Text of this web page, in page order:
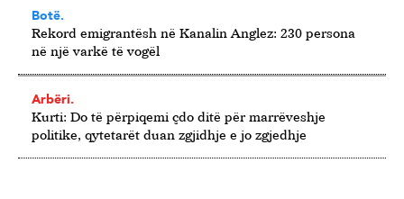
Botë.
Rekord emigrantësh në Kanalin Anglez: 230 persona
në një varkë të vogël
Arbëri.
Kurti: Do të përpiqemi çdo ditë për marrëveshje
politike, qytetarët duan zgjidhje e jo zgjedhje